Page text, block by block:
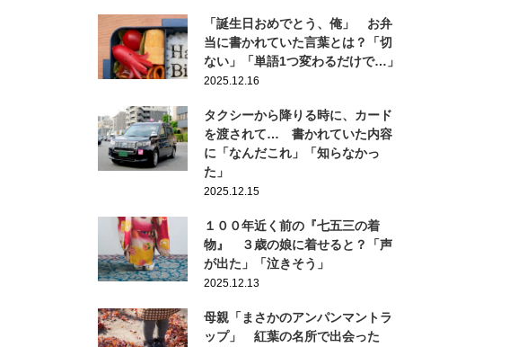
「誕生日おめでとう、俺」 お弁
当に書かれていた言葉とは？「切
ない」「単語1つ変わるだけで…」
2025.12.16
タクシーから降りる時に、カード
を渡されて… 書かれていた内容
に「なんだこれ」「知らなかっ
た」
2025.12.15
１００年近く前の『七五三の着
物』 ３歳の娘に着せると？「声
が出た」「泣きそう」
2025.12.13
母親「まさかのアンパンマントラ
ップ」 紅葉の名所で出会った